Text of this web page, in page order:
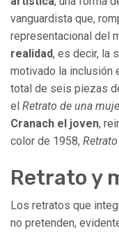
vanguardista que,
representacional del
realidad, es decir, la
motivado la inclusión
total de seis piezas
el Retrato de una
Cranach el joven,
color de 1958,
Retrato y
Los retratos que
no pretenden,